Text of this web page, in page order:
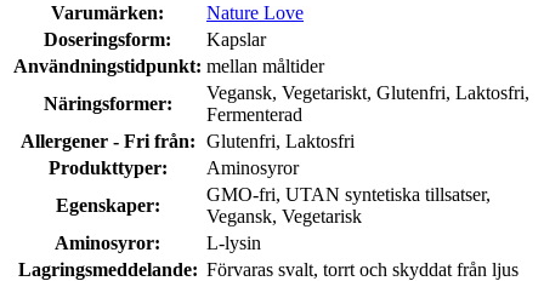
Varumärken:
Nature Love
Doseringsform:
Kapslar
Användningstidpunkt: mellan måltider
Näringsformer:
Vegansk, Vegetariskt, Glutenfri, Laktosfri,
Fermenterad
Allergener - Fri från: Glutenfri, Laktosfri
Produkttyper:
Aminosyror
Egenskaper:
GMO-fri, UTAN syntetiska tillsatser,
Vegansk, Vegetarisk
Aminosyror:
L-lysin
Lagringsmeddelande: Förvaras svalt, torrt och skyddat från ljus